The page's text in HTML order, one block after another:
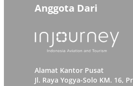
Anggota Dari
Alamat Kantor Pusat
Jl. Raya Yogya-Solo KM. 16,